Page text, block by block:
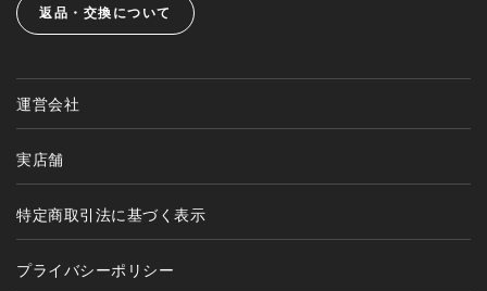
返品・交換について
運営会社
実店舗
特定商取引法に基づく表示
プライバシーポリシー